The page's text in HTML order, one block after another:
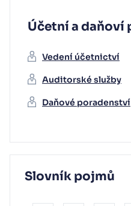
Účetní a daňoví
Vedení účetnictví
Auditorské služby
Daňové poradenství
Slovník pojmů